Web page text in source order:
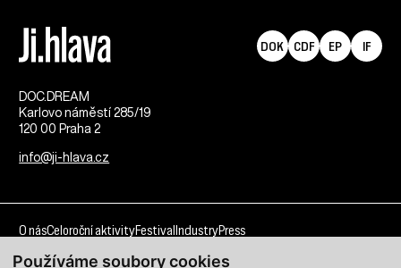
Používáme soubory cookies
DOC.DREAM​
Karlovo náměstí 285/19
120 00 Praha 2
info@ji-hlava.cz
DOK CDF EP IF
O násCeloroční aktivityFestival IndustryPress